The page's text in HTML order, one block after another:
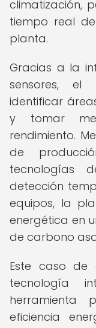
climatización,
tiempo real
planta.
Gracias a la
sensores,
identificar
y tomar
rendimiento.
de
tecnologías
detección
equipos, la
energética en
de carbono
Este caso de
tecnología
herramienta
eficiencia